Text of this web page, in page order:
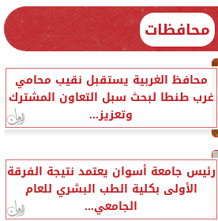
محافظات
محافظ الغربية يستقبل نقيب محامي
غرب طنطا لبحث سبل التعاون المشترك
وتعزيز...
رئيس جامعة أسوان يعتمد نتيجة الفرقة
الأولى بكلية الطب البشري للعام
الجامعي...